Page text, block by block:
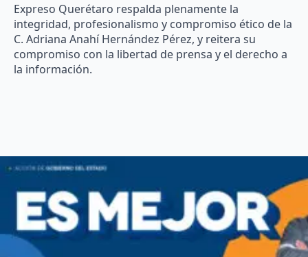
Expreso Querétaro respalda plenamente la
integridad, profesionalismo y compromiso ético de la
C. Adriana Anahí Hernández Pérez, y reitera su
compromiso con la libertad de prensa y el derecho a
la información.